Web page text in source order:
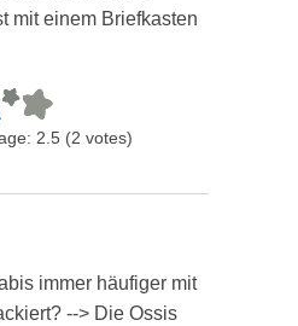
mit einem Briefkasten
2.5 (2 votes)
immer häufiger mit
--> Die Ossis